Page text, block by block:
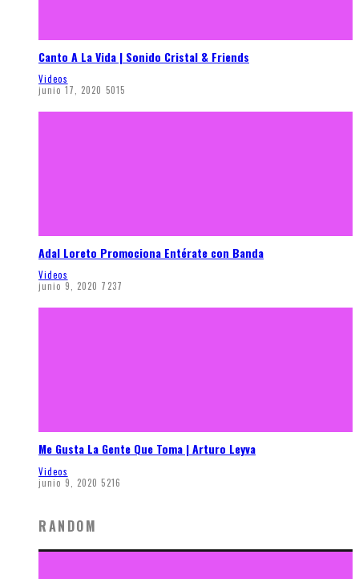
Canto A La Vida | Sonido Cristal & Friends
Videos
junio 17, 2020 5015
Adal Loreto Promociona Entérate con Banda
Videos
junio 9, 2020 7237
Me Gusta La Gente Que Toma | Arturo Leyva
Videos
junio 9, 2020 5216
RANDOM